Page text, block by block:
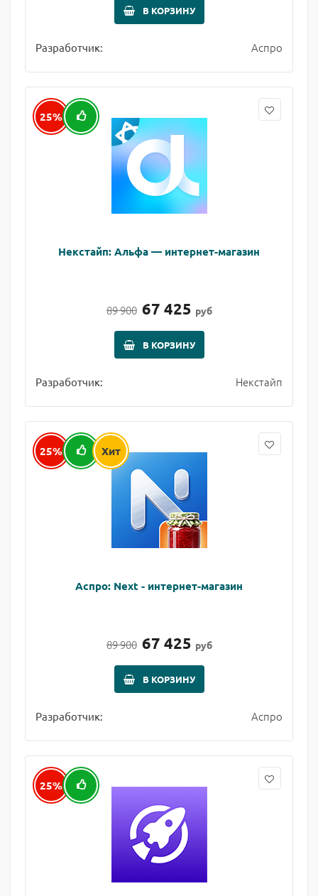
В КОРЗИНУ
Разработчик: Аспро
25%
Некстайп: Альфа — интернет-магазин
89 900 67 425 руб
В КОРЗИНУ
Разработчик: Некстайп
25% Хит
Аспро: Next - интернет-магазин
89 900 67 425 руб
В КОРЗИНУ
Разработчик: Аспро
25%